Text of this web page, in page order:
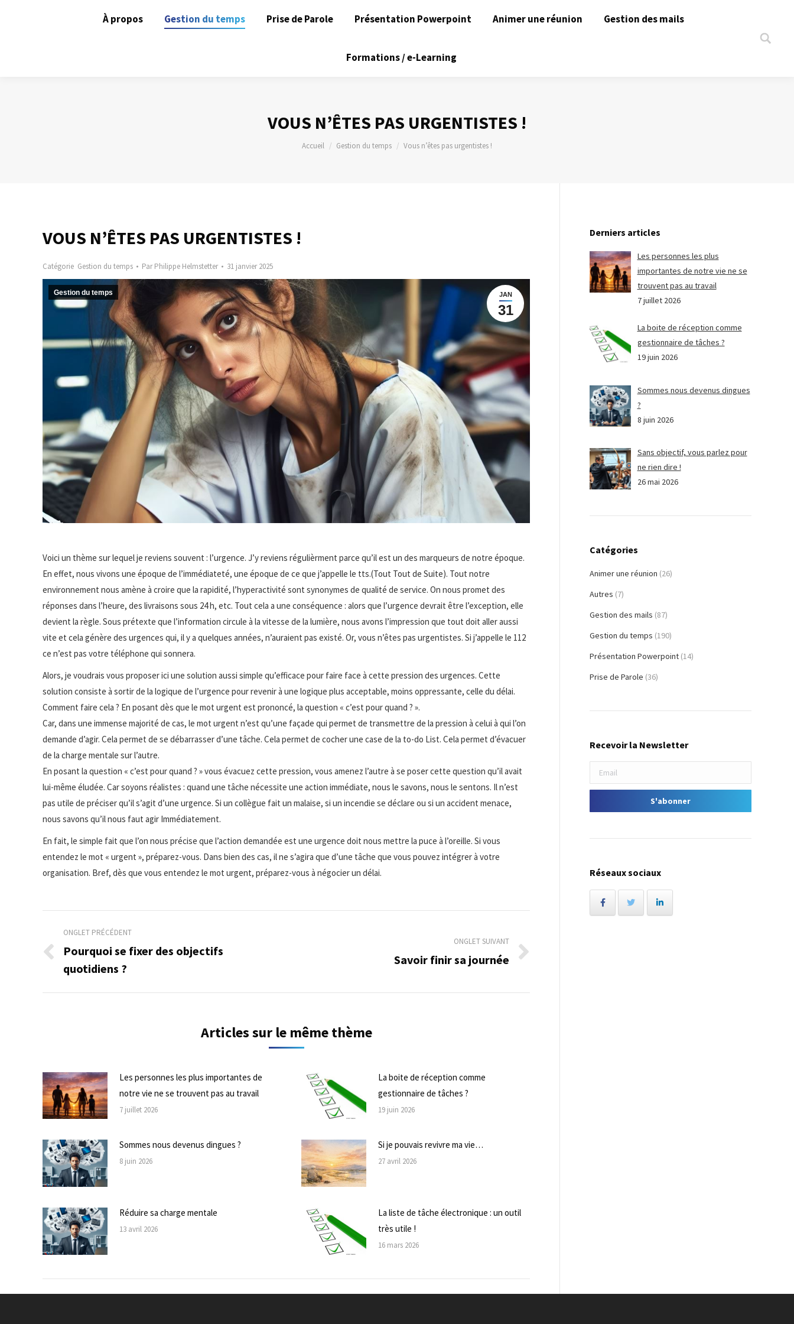
À propos Gestion du temps Prise de Parole Présentation Powerpoint Animer une réunion Gestion des mails
Formations / e-Learning
Search:
VOUS N’ÊTES PAS URGENTISTES !
Vous êtes ici :
Accueil Gestion du temps Vous n’êtes pas urgentistes !
VOUS N’ÊTES PAS URGENTISTES !
Catégorie Gestion du temps ParPhilippe Helmstetter 31 janvier 2025
JAN
31
Gestion du temps
Voici un thème sur lequel je reviens souvent : l’urgence. J’y reviens régulièrment parce qu’il est un des marqueurs de notre époque.
En effet, nous vivons une époque de l’immédiateté, une époque de ce que j’appelle le tts.(Tout Tout de Suite). Tout notre
environnement nous amène à croire que la rapidité, l’hyperactivité sont synonymes de qualité de service. On nous promet des
réponses dans l’heure, des livraisons sous 24 h, etc. Tout cela a une conséquence : alors que l’urgence devrait être l’exception, elle
devient la règle. Sous prétexte que l’information circule à la vitesse de la lumière, nous avons l’impression que tout doit aller aussi
vite et cela génère des urgences qui, il y a quelques années, n’auraient pas existé. Or, vous n’êtes pas urgentistes. Si j’appelle le 112
ce n’est pas votre téléphone qui sonnera.
Alors, je voudrais vous proposer ici une solution aussi simple qu’efficace pour faire face à cette pression des urgences. Cette
solution consiste à sortir de la logique de l’urgence pour revenir à une logique plus acceptable, moins oppressante, celle du délai.
Comment faire cela ? En posant dès que le mot urgent est prononcé, la question « c’est pour quand ? ».
Car, dans une immense majorité de cas, le mot urgent n’est qu’une façade qui permet de transmettre de la pression à celui à qui l’on
demande d’agir. Cela permet de se débarrasser d’une tâche. Cela permet de cocher une case de la to-do List. Cela permet d’évacuer
de la charge mentale sur l’autre.
En posant la question « c’est pour quand ? » vous évacuez cette pression, vous amenez l’autre à se poser cette question qu’il avait
lui-même éludée. Car soyons réalistes : quand une tâche nécessite une action immédiate, nous le savons, nous le sentons. Il n’est
pas utile de préciser qu’il s’agit d’une urgence. Si un collègue fait un malaise, si un incendie se déclare ou si un accident menace,
nous savons qu’il nous faut agir Immédiatement.
En fait, le simple fait que l’on nous précise que l’action demandée est une urgence doit nous mettre la puce à l’oreille. Si vous
entendez le mot « urgent », préparez-vous. Dans bien des cas, il ne s’agira que d’une tâche que vous pouvez intégrer à votre
organisation. Bref, dès que vous entendez le mot urgent, préparez-vous à négocier un délai.
Navigation
de
commentaire
ONGLET PRÉCÉDENT
Onglet
précédent
Pourquoi se fixer des objectifs
quotidiens ?
ONGLET SUIVANT
Savoir finir sa journée
Articles sur le même thème
Les personnes les plus importantes de
notre vie ne se trouvent pas au travail
7 juillet 2026
La boite de réception comme
gestionnaire de tâches ?
19 juin 2026
Sommes nous devenus dingues ?
8 juin 2026
Si je pouvais revivre ma vie…
27 avril 2026
Réduire sa charge mentale
13 avril 2026
La liste de tâche électronique : un outil
très utile !
16 mars 2026
Derniers articles
Les personnes les plus
importantes de notre vie ne se
trouvent pas au travail
7 juillet 2026
La boite de réception comme
gestionnaire de tâches ?
19 juin 2026
Sommes nous devenus dingues
?
8 juin 2026
Sans objectif, vous parlez pour
ne rien dire !
26 mai 2026
Catégories
Animer une réunion (26)
Autres (7)
Gestion des mails (87)
Gestion du temps (190)
Présentation Powerpoint (14)
Prise de Parole (36)
Recevoir la Newsletter
Réseaux sociaux